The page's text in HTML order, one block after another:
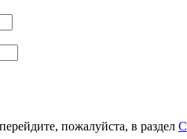
пожалуйста, в раздел